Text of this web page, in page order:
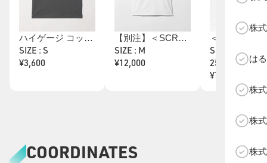
株
は
株
株
株
ハイゲージ コットン タンクトップ 抗菌防臭
SIZE : S
¥3,600
【別注】＜SCRT＞REMNANT プリント Tシャツ
SIZE : M
¥12,000
SIZE :
25.5cm(EU41)
¥7,150
COORDINATES